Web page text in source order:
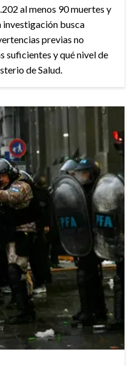
al menos 90 muertes y
investigación busca
previas no
suficientes y qué nivel de
de Salud.